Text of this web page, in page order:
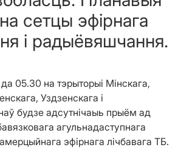
сетцы эфірнага
і радыёвяшчання.
05.30 на тэрыторыі Мінскага,
Уздзенскага і
будзе адсутнічаыь прыём ад
агульнадаступнага
эфірнага лічбавага ТБ.